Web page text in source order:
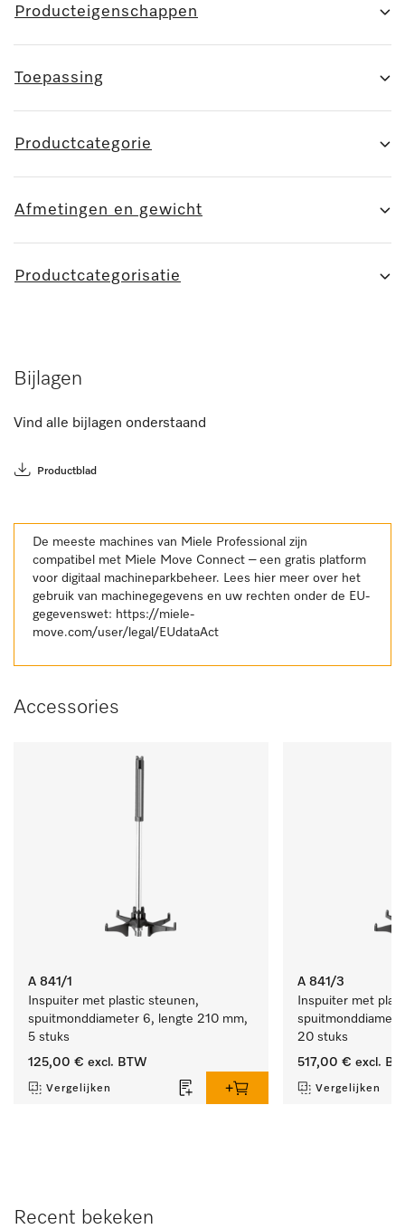
Producteigenschappen
Toepassing
Productcategorie
Afmetingen en gewicht
Productcategorisatie
Bijlagen
Vind alle bijlagen onderstaand
Productblad
De meeste machines van Miele Professional zijn
compatibel met Miele Move Connect – een gratis platform
voor digitaal machineparkbeheer. Lees hier meer over het
gebruik van machinegegevens en uw rechten onder de EU-
gegevenswet: https://miele-
move.com/user/legal/EUdataAct
Accessories
A 841/1
Inspuiter met plastic steunen,
spuitmonddiameter 6, lengte 210 mm,
5 stuks
125,00 € excl. BTW
Vergelijken
A 841/3
Inspuiter met
20 stuks
517,00 € excl.
Vergelijken
Recent bekeken